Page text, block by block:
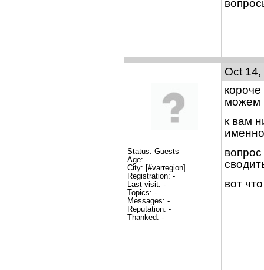
Oct
можем
к вам
вот
Status: Guests
Age: -
City: [#varregion]
Registration: -
Last visit: -
Topics: -
Messages: -
Reputation: -
Thanked: -